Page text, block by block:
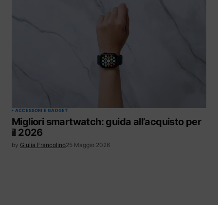
ACCESSORI E GADGET
Migliori smartwatch: guida all’acquisto per
il 2026
by Giulia Francolino25 Maggio 2026